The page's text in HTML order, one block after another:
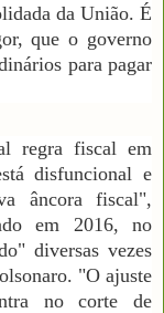
da União. É
que o governo
para pagar
regra fiscal em
disfuncional e
âncora fiscal",
em 2016, no
diversas vezes
"O ajuste
no corte de